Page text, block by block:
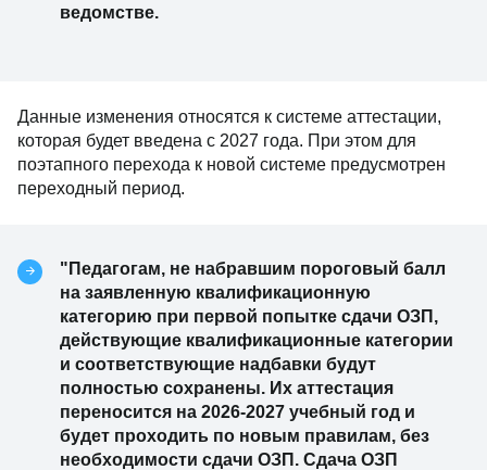
ведомстве.
Данные изменения относятся к системе аттестации,
которая будет введена с 2027 года. При этом для
поэтапного перехода к новой системе предусмотрен
переходный период.
"Педагогам, не набравшим пороговый балл
на заявленную квалификационную
категорию при первой попытке сдачи ОЗП,
действующие квалификационные категории
и соответствующие надбавки будут
полностью сохранены. Их аттестация
переносится на 2026-2027 учебный год и
будет проходить по новым правилам, без
необходимости сдачи ОЗП. Сдача ОЗП